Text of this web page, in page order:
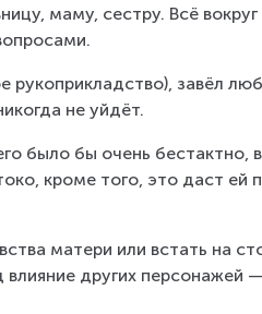
маму, сестру. Всё
рукоприкладство), завёл
не уйдёт.
было бы очень бестактно,
кроме того, это даст ей
матери или встать на
других персонажей